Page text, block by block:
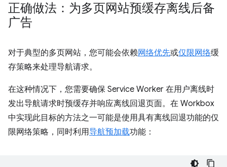
正确做法：为多页网站预缓存离线后备
广告
对于典型的多页网站，您可能会依赖网络优先或仅限网络缓
存策略来处理导航请求。
在这种情况下，您需要确保 Service Worker 在用户离线时
发出导航请求时预缓存并响应离线回退页面。在 Workbox
中实现此目标的方法之一可能是使用具有离线回退功能的仅
限网络策略，同时利用导航预加载功能：